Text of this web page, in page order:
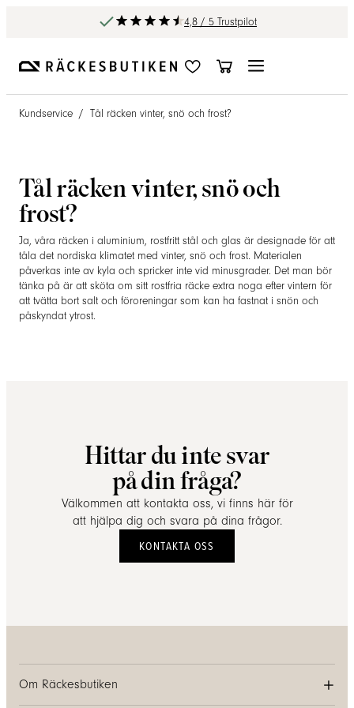
4,8 / 5 Trustpilot
Kundservice / Tål räcken vinter, snö och frost?
Tål räcken vinter, snö och
frost?
Ja, våra räcken i aluminium, rostfritt stål och glas är designade för att
tåla det nordiska klimatet med vinter, snö och frost. Materialen
påverkas inte av kyla och spricker inte vid minusgrader. Det man bör
tänka på är att sköta om sitt rostfria räcke extra noga efter vintern för
att tvätta bort salt och föroreningar som kan ha fastnat i snön och
påskyndat ytrost.
Hittar du inte svar
på din fråga?
Välkommen att kontakta oss, vi finns här för
att hjälpa dig och svara på dina frågor.
KONTAKTA OSS
Om Räckesbutiken